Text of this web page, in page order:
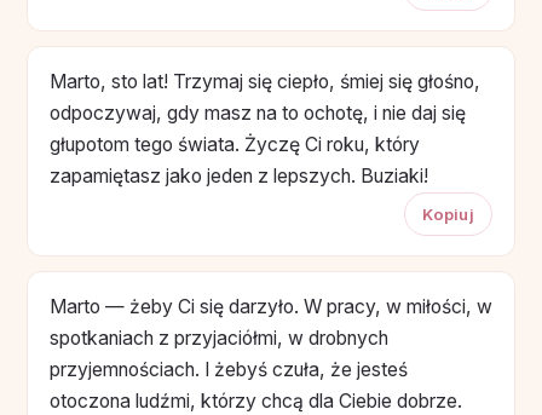
Marto, sto lat! Trzymaj się ciepło, śmiej się głośno,
odpoczywaj, gdy masz na to ochotę, i nie daj się
głupotom tego świata. Życzę Ci roku, który
zapamiętasz jako jeden z lepszych. Buziaki!
Kopiuj
Marto — żeby Ci się darzyło. W pracy, w miłości, w
spotkaniach z przyjaciółmi, w drobnych
przyjemnościach. I żebyś czuła, że jesteś
otoczona ludźmi, którzy chcą dla Ciebie dobrze.